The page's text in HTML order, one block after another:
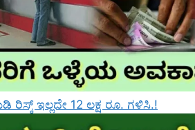
ಇಲ್ಲದೇ 12 ಲಕ್ಷ ರೂ. ಗಳಿಸಿ.!